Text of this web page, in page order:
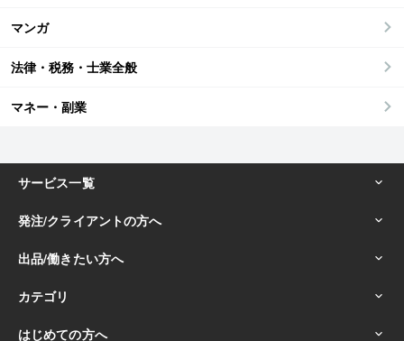
マンガ
法律・税務・士業全般
マネー・副業